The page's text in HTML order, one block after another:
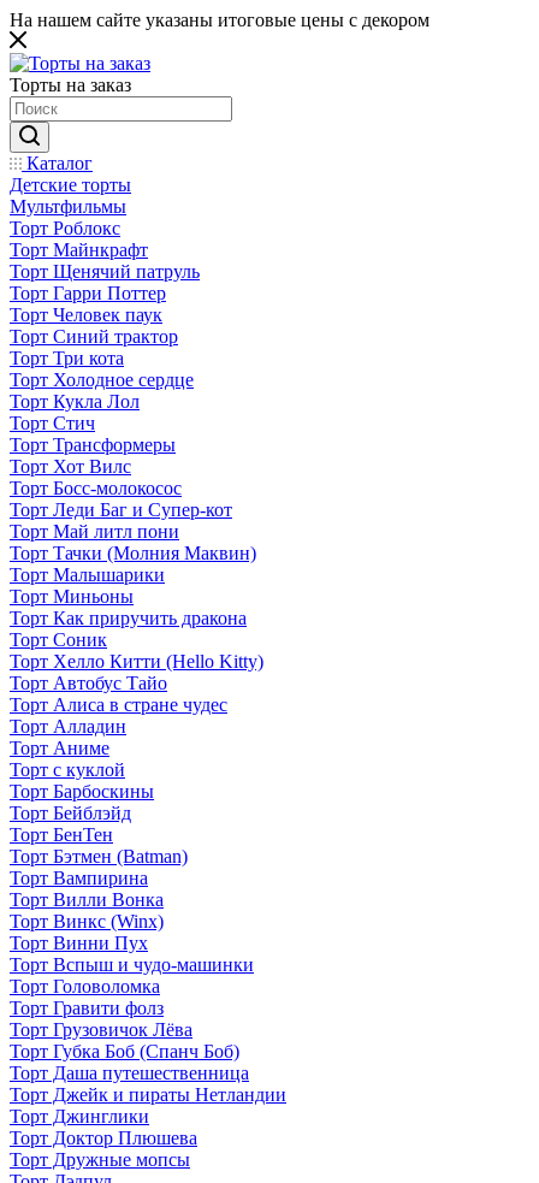
На нашем сайте указаны итоговые цены с декором
Торты на заказ
Каталог
Детские торты
Мультфильмы
Торт Роблокс
Торт Майнкрафт
Торт Щенячий патруль
Торт Гарри Поттер
Торт Человек паук
Торт Синий трактор
Торт Три кота
Торт Холодное сердце
Торт Кукла Лол
Торт Стич
Торт Трансформеры
Торт Хот Вилс
Торт Босс-молокосос
Торт Леди Баг и Супер-кот
Торт Май литл пони
Торт Тачки (Молния Маквин)
Торт Малышарики
Торт Миньоны
Торт Как приручить дракона
Торт Соник
Торт Хелло Китти (Hello Kitty)
Торт Автобус Тайо
Торт Алиса в стране чудес
Торт Алладин
Торт Аниме
Торт с куклой
Торт Барбоскины
Торт Бейблэйд
Торт БенТен
Торт Бэтмен (Batman)
Торт Вампирина
Торт Вилли Вонка
Торт Винкс (Winx)
Торт Винни Пух
Торт Вспыш и чудо-машинки
Торт Головоломка
Торт Гравити фолз
Торт Грузовичок Лёва
Торт Губка Боб (Спанч Боб)
Торт Даша путешественница
Торт Джейк и пираты Нетландии
Торт Джинглики
Торт Доктор Плюшева
Торт Дружные мопсы